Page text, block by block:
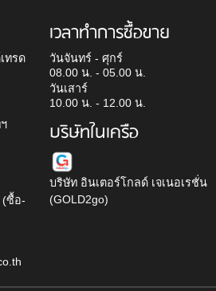
ทรด
(ซื้อ-
เวลาทำการซื้อขาย
วันจันทร์ - ศุกร์
08.00 น. - 05.00 น.
วันเสาร์
10.00 น. - 12.00 น.
บริษัทในเครือ
บริษัท อินเตอร์โกลด์ เจเนอเรชั่น
(GOLD2go)